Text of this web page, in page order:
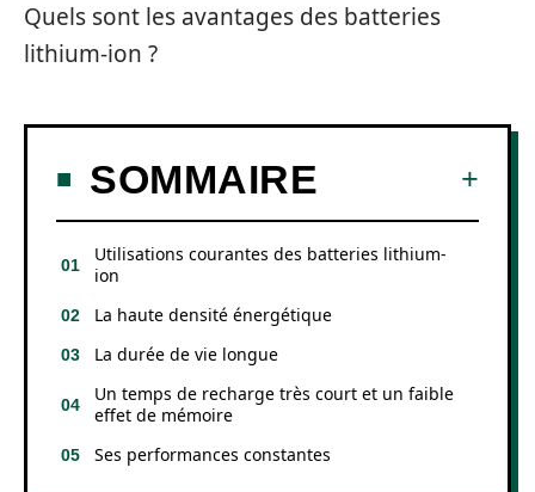
Quels sont les avantages des batteries
lithium-ion ?
SOMMAIRE
Utilisations courantes des batteries lithium-
ion
La haute densité énergétique
La durée de vie longue
Un temps de recharge très court et un faible
effet de mémoire
Ses performances constantes